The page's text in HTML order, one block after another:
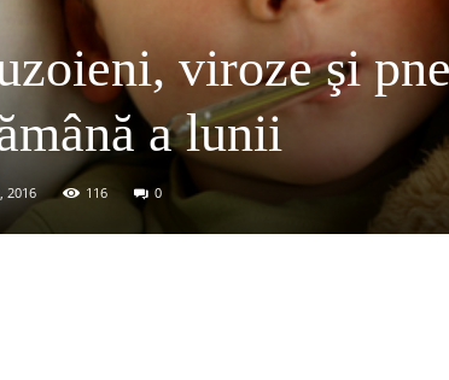
viroze şi
a lunii
2016 116 0